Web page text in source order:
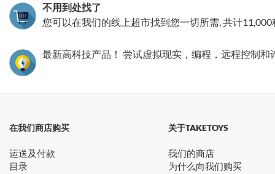
不用到处找了
您可以在我们的线上超市找到您一切所需, 共计11,000
最新高科技产品！ 尝试虚拟现实，编程，远程控制
在我们商店购买
运送及付款
目录
关于TAKETOYS
我们的商店
为什么向我们购买